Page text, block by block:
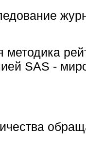
методика
SAS -